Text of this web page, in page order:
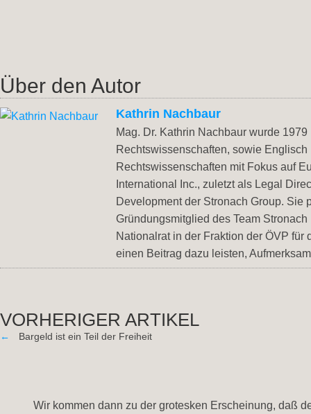
Über den Autor
Kathrin Nachbaur
Mag. Dr. Kathrin Nachbaur wurde
Rechtswissenschaften, sowie
Rechtswissenschaften mit Fokus auf
International Inc., zuletzt als Legal
Development der Stronach Group. Sie
Gründungsmitglied des Team
Nationalrat in der Fraktion der ÖVP
einen Beitrag dazu leisten,
VORHERIGER ARTIKEL
← Bargeld ist ein Teil der Freiheit
Wir kommen dann zu der grotesken Erscheinung, daß